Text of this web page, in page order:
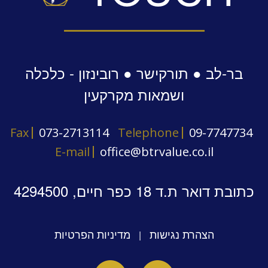
בר-לב ● תורקישר ● רובינזון - כלכלה
ושמאות מקרקעין
Fax 073-2713114 Telephone
09-7747734
E-mail
office@btrvalue.co.il
כתובת דואר ת.ד 18 כפר חיים, 4294500
הצהרת נגישות | מדיניות הפרטיות